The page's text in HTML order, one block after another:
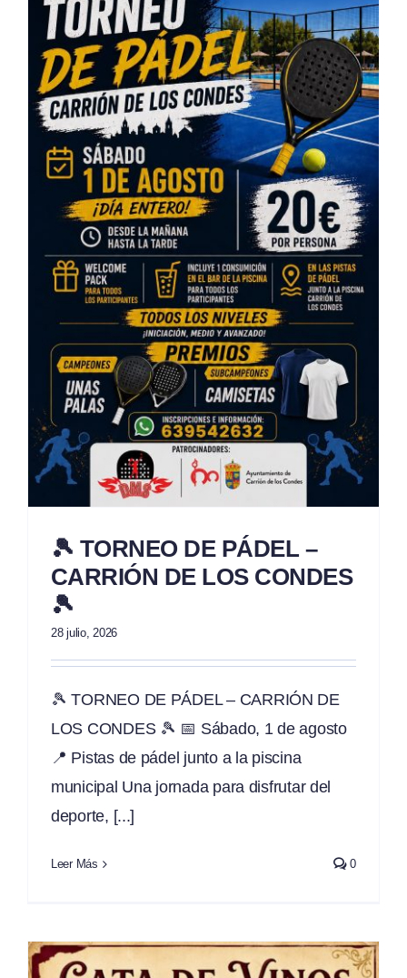
🎾 TORNEO DE PÁDEL –
CARRIÓN DE LOS CONDES
🎾
28 julio, 2026
🎾 TORNEO DE PÁDEL – CARRIÓN DE
LOS CONDES 🎾 📅 Sábado, 1 de agosto
📍 Pistas de pádel junto a la piscina
municipal Una jornada para disfrutar del
deporte, [...]
Leer Más 0